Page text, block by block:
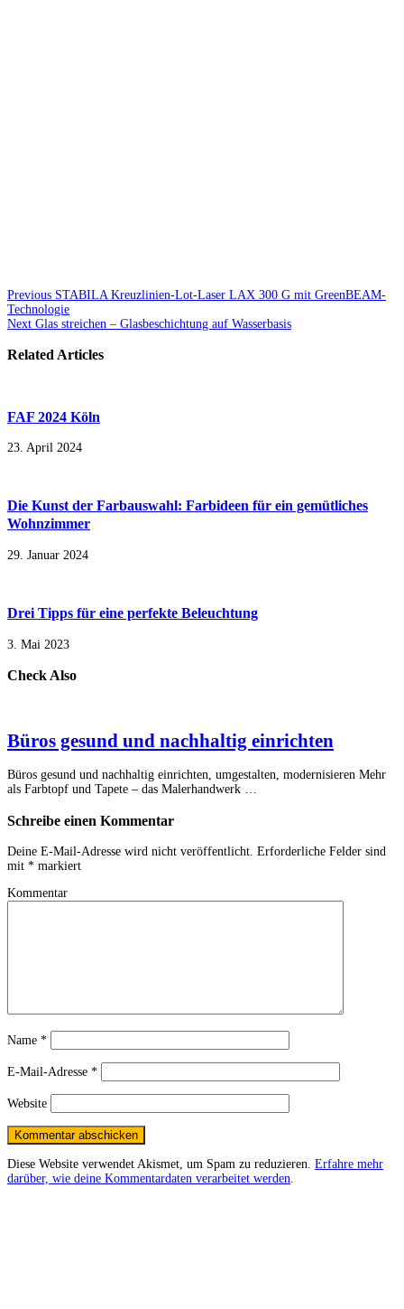
Previous STABILA Kreuzlinien-Lot-Laser LAX 300 G mit GreenBEAM-
Technologie
Next Glas streichen – Glasbeschichtung auf Wasserbasis
Related Articles
FAF 2024 Köln
23. April 2024
Die Kunst der Farbauswahl: Farbideen für ein gemütliches
Wohnzimmer
29. Januar 2024
Drei Tipps für eine perfekte Beleuchtung
3. Mai 2023
Check Also
Büros gesund und nachhaltig einrichten
Büros gesund und nachhaltig einrichten, umgestalten, modernisieren Mehr
als Farbtopf und Tapete – das Malerhandwerk …
Schreibe einen Kommentar
Deine E-Mail-Adresse wird nicht veröffentlicht. Erforderliche Felder sind
mit * markiert
Kommentar
Name *
E-Mail-Adresse *
Website
Diese Website verwendet Akismet, um Spam zu reduzieren. Erfahre mehr
darüber, wie deine Kommentardaten verarbeitet werden